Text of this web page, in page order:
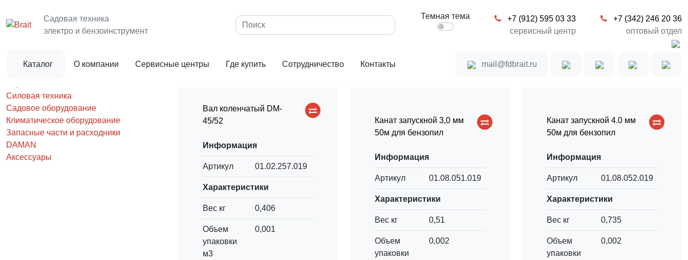
Садовая техника
электро и бензоинструмент
Темная тема
+7 (912) 595 03 33
сервисный центр
+7 (342) 246 20 36
оптовый отдел
Каталог О компании Сервисные центры Где купить Сотрудничество Контакты mail@fdbrait.ru
Запчасти DAMAN Сравнение товаров (0)
Единая аккумуляторная платформа
Силовая техника
Садовое оборудование
Климатическое оборудование
Запасные части и расходники
DAMAN
Аксессуары
Вал коленчатый DM-
45/52
Информация
Артикул 01.02.257.019
Характеристики
Вес кг 0,406
Объем
упаковки
м3
0,001
Канат запускной 3,0 мм
50м для бензопил
Информация
Артикул 01.08.051.019
Характеристики
Вес кг 0,51
Объем
упаковки
0,002
Канат запускной 4.0 мм
50м для бензопил
Информация
Артикул 01.08.052.019
Характеристики
Вес кг 0,735
Объем
упаковки
0,002